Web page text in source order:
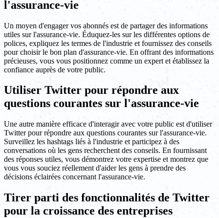
l'assurance-vie
Un moyen d'engager vos abonnés est de partager des informations
utiles sur l'assurance-vie. Éduquez-les sur les différentes options de
polices, expliquez les termes de l'industrie et fournissez des conseils
pour choisir le bon plan d'assurance-vie. En offrant des informations
précieuses, vous vous positionnez comme un expert et établissez la
confiance auprès de votre public.
Utiliser Twitter pour répondre aux
questions courantes sur l'assurance-vie
Une autre manière efficace d'interagir avec votre public est d'utiliser
Twitter pour répondre aux questions courantes sur l'assurance-vie.
Surveillez les hashtags liés à l'industrie et participez à des
conversations où les gens recherchent des conseils. En fournissant
des réponses utiles, vous démontrez votre expertise et montrez que
vous vous souciez réellement d'aider les gens à prendre des
décisions éclairées concernant l'assurance-vie.
Tirer parti des fonctionnalités de Twitter
pour la croissance des entreprises